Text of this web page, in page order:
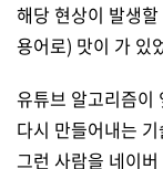
해당 현상이 발생
용어로) 맛이 가 있
유튜브 알고리즘
다시 만들어내는
그런 사람을 네이